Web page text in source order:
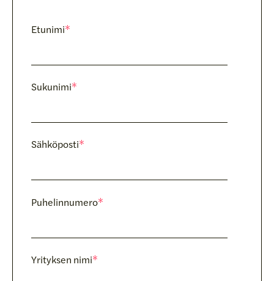
Etunimi*
Sukunimi*
Sähköposti*
Puhelinnumero*
Yrityksen nimi*